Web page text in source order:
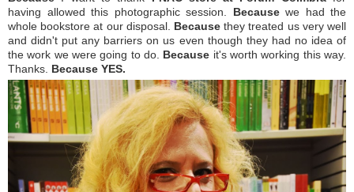
having allowed this photographic session. Becausewe had the
whole bookstore at our disposal. Because they treated us very well
and didn't put any barriers on us even though they had no idea of
the work we were going to do. Because it's worth working this way.
Thanks. Because YES.